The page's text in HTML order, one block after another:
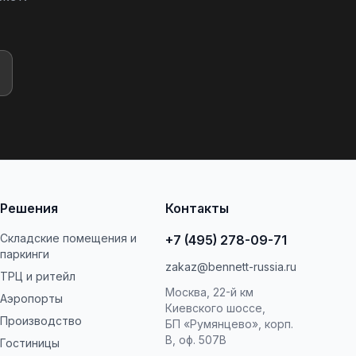
Решения
Складские помещения и
паркинги
ТРЦ и ритейл
Аэропорты
Производство
Гостиницы
Контакты
+7 (495) 278-09-71
zakaz@bennett-russia.ru
Москва, 22-й км
Киевского шоссе,
БП «Румянцево», корп.
В, оф. 507В